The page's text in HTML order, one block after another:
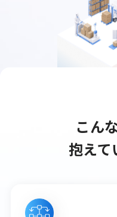
こん
抱えて